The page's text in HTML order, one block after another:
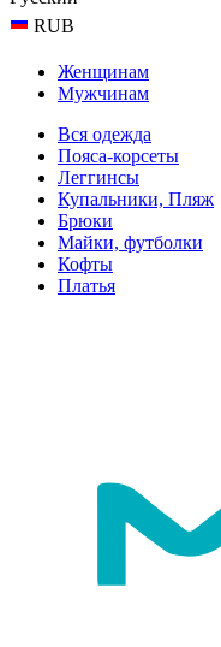
RUB
Женщинам
Мужчинам
Вся одежда
Пояса-корсеты
Леггинсы
Купальники, Пляж
Брюки
Майки, футболки
Кофты
Платья